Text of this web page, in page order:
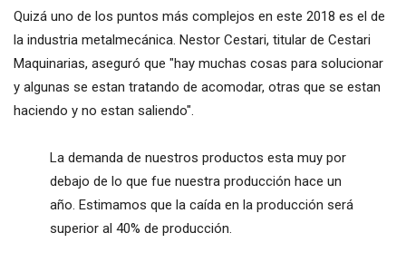
Quizá uno de los puntos más complejos en este 2018 es el de
la industria metalmecánica. Nestor Cestari, titular de Cestari
Maquinarias, aseguró que "hay muchas cosas para solucionar
y algunas se estan tratando de acomodar, otras que se estan
haciendo y no estan saliendo".
La demanda de nuestros productos esta muy por
debajo de lo que fue nuestra producción hace un
año. Estimamos que la caída en la producción será
superior al 40% de producción.